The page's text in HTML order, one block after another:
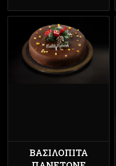
ΒΑΣΙΛΟΠΙΤΑ